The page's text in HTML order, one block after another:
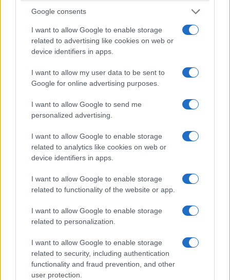
Google consents
I want to allow Google to enable storage
related to advertising like cookies on web or
device identifiers in apps.
I want to allow my user data to be sent to
Google for online advertising purposes.
I want to allow Google to send me
personalized advertising.
I want to allow Google to enable storage
related to analytics like cookies on web or
device identifiers in apps.
I want to allow Google to enable storage
related to functionality of the website or app.
I want to allow Google to enable storage
related to personalization.
I want to allow Google to enable storage
related to security, including authentication
functionality and fraud prevention, and other
user protection.
Υπόθεση Marfin: Στον εισαγγελέα σήμερα η
7/08/2026 - 8:37πμ